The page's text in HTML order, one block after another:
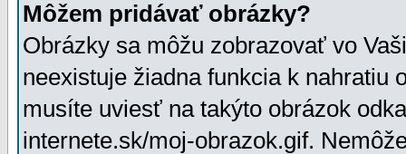
Môžem pridávať obrázky?
Obrázky sa môžu zobrazovať vo
neexistuje žiadna funkcia k nahratiu
musíte uviesť na takýto obrázok
internete.sk/moj-obrazok.gif.